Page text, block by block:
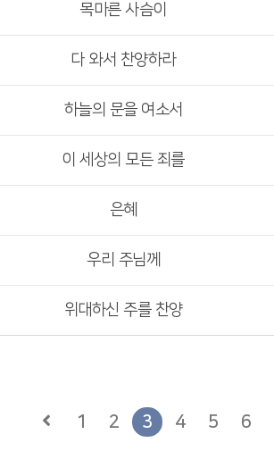
목마른 사슴이
다 와서 찬양하라
하늘의 문을 여소서
이 세상의 모든 죄를
은혜
우리 주님께
위대하신 주를 찬양
1 2 3 4 5 6